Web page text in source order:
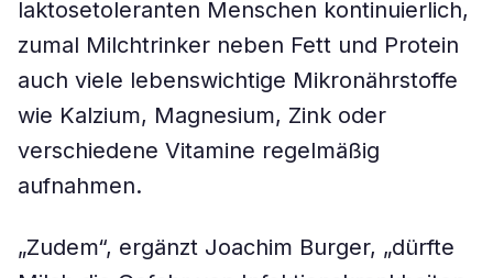
laktosetoleranten Menschen kontinuierlich,
zumal Milchtrinker neben Fett und Protein
auch viele lebenswichtige Mikronährstoffe
wie Kalzium, Magnesium, Zink oder
verschiedene Vitamine regelmäßig
aufnahmen.
„Zudem“, ergänzt Joachim Burger, „dürfte